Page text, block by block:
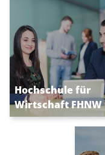
Hochschule für
Wirtschaft FHNW
Praxisnah
und durchstarten.